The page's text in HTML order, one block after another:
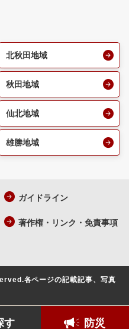
す 防災
北秋田地域
秋田地域
仙北地域
雄勝地域
ガイドライン
著作権・リンク・免責事項
各ページの記載記事、写真